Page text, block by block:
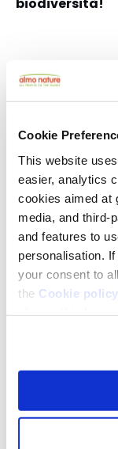
Cookie
This website
easier, analytics
cookies aimed at
media, and third-
and features to
personalisation.
your consent to
the Cookie policy
Perché a
gatto
Aprite una
solito il vostro gatto